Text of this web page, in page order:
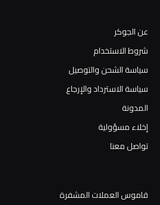
عن الجوكر
شروط الاستخدام
سياسة الشحن والتوصيل
سياسة الاسترداد والإرجاع
المدونة
إخلاء مسؤولية
تواصل معنا
قاموس العملات المشفرة